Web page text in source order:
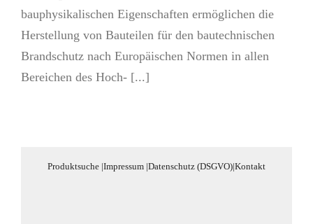
bauphysikalischen Eigenschaften ermöglichen die
Herstellung von Bauteilen für den bautechnischen
Brandschutz nach Europäischen Normen in allen
Bereichen des Hoch- [...]
Produktsuche |Impressum |Datenschutz (DSGVO)|Kontakt